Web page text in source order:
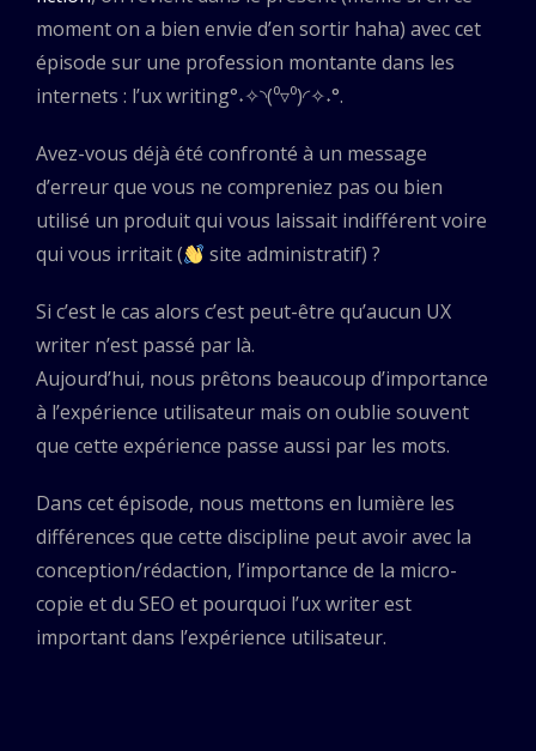
moment on a bien envie d’en sortir haha) avec cet
épisode sur une profession montante dans les
internets : l’ux writing°˖✧◝(⁰▿⁰)◜✧˖°.
Avez-vous déjà été confronté à un message
d’erreur que vous ne compreniez pas ou bien
utilisé un produit qui vous laissait indifférent voire
qui vous irritait (
site administratif) ?
Si c’est le cas alors c’est peut-être qu’aucun UX
writer n’est passé par là.
Aujourd’hui, nous prêtons beaucoup d’importance
à l’expérience utilisateur mais on oublie souvent
que cette expérience passe aussi par les mots.
Dans cet épisode, nous mettons en lumière les
différences que cette discipline peut avoir avec la
conception/rédaction, l’importance de la micro-
copie et du SEO et pourquoi l’ux writer est
important dans l’expérience utilisateur.